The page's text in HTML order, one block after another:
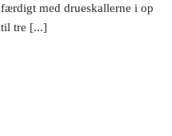
færdigt med drueskallerne i op
til tre [...]